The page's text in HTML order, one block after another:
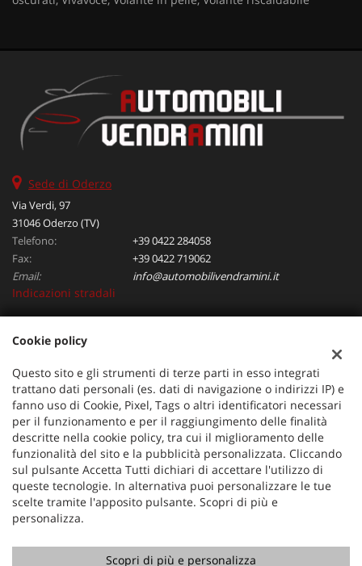
Sede di Oderzo
Via Verdi, 97
31046 Oderzo (TV)
Telefono:
+39 0422 284058
Fax:
+39 0422 719062
Email:
info@automobilivendramini.it
Indicazioni stradali
Dati fiscali:
Automobili Vendramini srl
Via Verdi, 97, Oderzo (TV)
C.F/P.IVA:04823130267
Registro delle imprese:TV
Cookie policy
Questo sito e gli strumenti di terze parti in esso integrati
trattano dati personali (es. dati di navigazione o indirizzi IP) e
fanno uso di Cookie, Pixel, Tags o altri identificatori necessari
per il funzionamento e per il raggiungimento delle finalità
descritte nella cookie policy, tra cui il miglioramento delle
funzionalità del sito e la pubblicità personalizzata. Cliccando
sul pulsante Accetta Tutti dichiari di accettare l'utilizzo di
queste tecnologie. In alternativa puoi personalizzare le tue
scelte tramite l'apposito pulsante. Scopri di più e
personalizza.
Scopri di più e personalizza